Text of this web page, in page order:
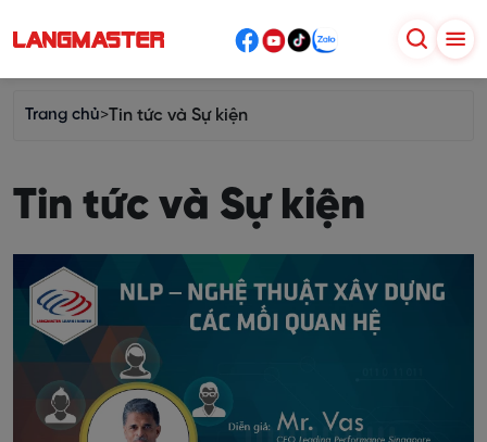
Trang chủ>Tin tức và Sự kiện
Tin tức và Sự kiện